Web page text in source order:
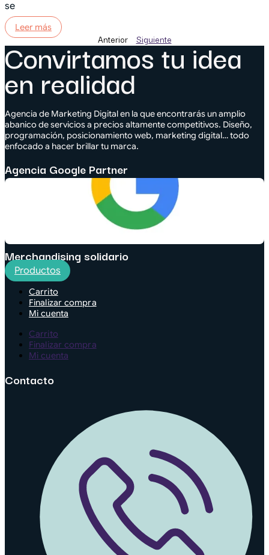
se
Leer más
Anterior Siguiente
Convirtamos tu idea
en realidad
Agencia de Marketing Digital en la que encontrarás un amplio
abanico de servicios a precios altamente competitivos. Diseño,
programación, posicionamiento web, marketing digital… todo
enfocado a hacer brillar tu marca.
Agencia Google Partner
Merchandising solidario
Productos
Carrito
Finalizar compra
Mi cuenta
Carrito
Finalizar compra
Mi cuenta
Contacto